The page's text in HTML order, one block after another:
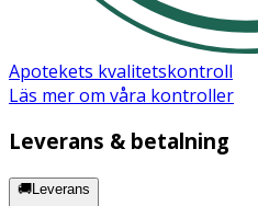
Apotekets kvalitetskontroll
Läs mer om våra kontroller
Leverans & betalning
🚚Leverans